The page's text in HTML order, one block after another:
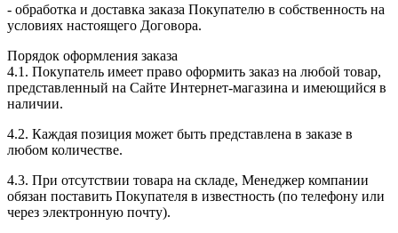
- обработка и доставка заказа Покупателю в собственность на
условиях настоящего Договора.
Порядок оформления заказа
4.1. Покупатель имеет право оформить заказ на любой товар,
представленный на Сайте Интернет-магазина и имеющийся в
наличии.
4.2. Каждая позиция может быть представлена в заказе в
любом количестве.
4.3. При отсутствии товара на складе, Менеджер компании
обязан поставить Покупателя в известность (по телефону или
через электронную почту).